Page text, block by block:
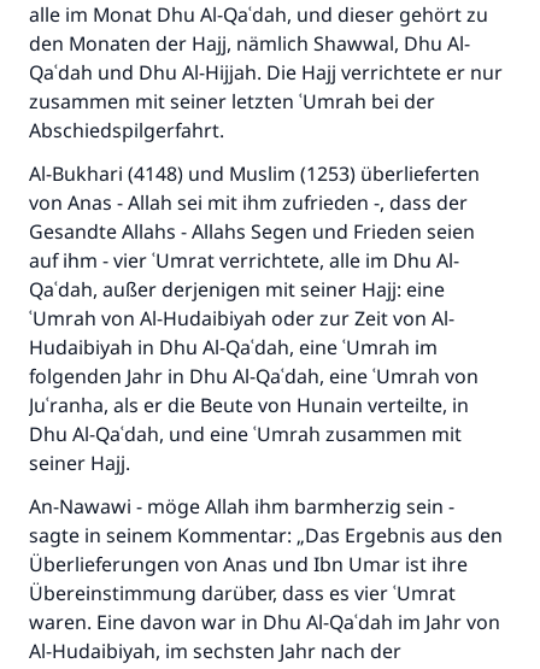
alle im Monat Dhu Al-Qaʿdah, und dieser gehört zu
den Monaten der Hajj, nämlich Shawwal, Dhu Al-
Qaʿdah und Dhu Al-Hijjah. Die Hajj verrichtete er nur
zusammen mit seiner letzten ʿUmrah bei der
Abschiedspilgerfahrt.
Al-Bukhari (4148) und Muslim (1253) überlieferten
von Anas - Allah sei mit ihm zufrieden -, dass der
Gesandte Allahs - Allahs Segen und Frieden seien
auf ihm - vier ʿUmrat verrichtete, alle im Dhu Al-
Qaʿdah, außer derjenigen mit seiner Hajj: eine
ʿUmrah von Al-Hudaibiyah oder zur Zeit von Al-
Hudaibiyah in Dhu Al-Qaʿdah, eine ʿUmrah im
folgenden Jahr in Dhu Al-Qaʿdah, eine ʿUmrah von
Juʿranha, als er die Beute von Hunain verteilte, in
Dhu Al-Qaʿdah, und eine ʿUmrah zusammen mit
seiner Hajj.
An-Nawawi - möge Allah ihm barmherzig sein -
sagte in seinem Kommentar: „Das Ergebnis aus den
Überlieferungen von Anas und Ibn Umar ist ihre
Übereinstimmung darüber, dass es vier ʿUmrat
waren. Eine davon war in Dhu Al-Qaʿdah im Jahr von
Al-Hudaibiyah, im sechsten Jahr nach der
Die Antwort Nr. 110845 rettete eine
Ehe.
Unterstütze die Arbeit von Islam Q&A
Der Prophet -Allahs Segen und Frieden auf
ihm- sagte:
"Wer zum Guten aufruft, hat den Lohn
desjenigen, der sie durchführt."
(MUSLIM 1893)
Beitrag dazu